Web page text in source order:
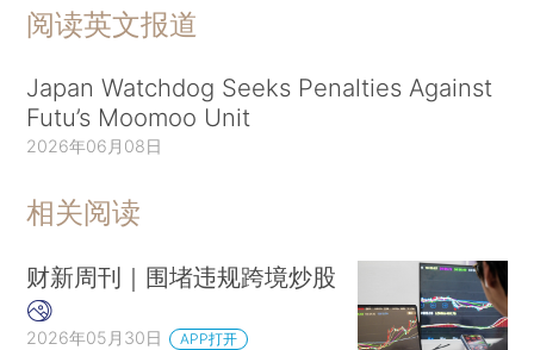
阅读英文报道
Japan Watchdog Seeks Penalties Against
Futu’s Moomoo Unit
2026年06月08日
相关阅读
财新周刊｜围堵违规跨境炒股
2026年05月30日 APP打开